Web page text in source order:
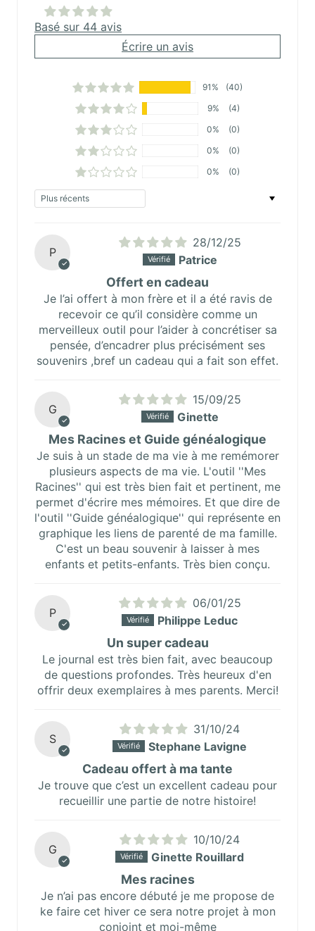
Basé sur 44 avis
Écrire un avis
91%
(40)
9%
(4)
0%
(0)
0%
(0)
0%
(0)
P
28/12/25
Patrice
Offert en cadeau
Je l’ai offert à mon frère et il a été ravis de
recevoir ce qu’il considère comme un
merveilleux outil pour l’aider à concrétiser sa
pensée, d’encadrer plus précisément ses
souvenirs ,bref un cadeau qui a fait son effet.
G
15/09/25
Ginette
Mes Racines et Guide généalogique
Je suis à un stade de ma vie à me remémorer
plusieurs aspects de ma vie. L'outil ''Mes
Racines'' qui est très bien fait et pertinent, me
permet d'écrire mes mémoires. Et que dire de
l'outil ''Guide généalogique'' qui représente en
graphique les liens de parenté de ma famille.
C'est un beau souvenir à laisser à mes
enfants et petits-enfants. Très bien conçu.
P
06/01/25
Philippe Leduc
Un super cadeau
Le journal est très bien fait, avec beaucoup
de questions profondes. Très heureux d'en
offrir deux exemplaires à mes parents. Merci!
S
31/10/24
Stephane Lavigne
Cadeau offert à ma tante
Je trouve que c’est un excellent cadeau pour
recueillir une partie de notre histoire!
G
10/10/24
Ginette Rouillard
Mes racines
Je n’ai pas encore débuté je me propose de
ke faire cet hiver ce sera notre projet à mon
conjoint et moi-même